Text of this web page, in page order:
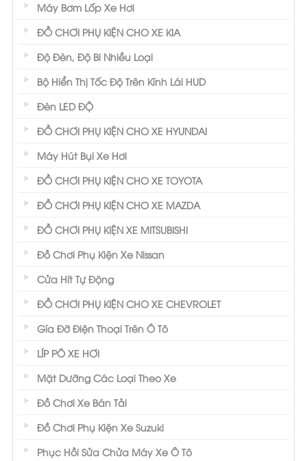
Máy Bơm Lốp Xe Hơi
ĐỒ CHƠI PHỤ KIỆN CHO XE KIA
Độ Đèn, Độ Bi Nhiều Loại
Bộ Hiển Thị Tốc Độ Trên Kính Lái HUD
Đèn LED ĐỘ
ĐỒ CHƠI PHỤ KIỆN CHO XE HYUNDAI
Máy Hút Bụi Xe Hơi
ĐỒ CHƠI PHỤ KIỆN CHO XE TOYOTA
ĐỒ CHƠI PHỤ KIỆN CHO XE MAZDA
ĐỒ CHƠI PHỤ KIỆN XE MITSUBISHI
Đồ Chơi Phụ Kiện Xe Nissan
Cửa Hít Tự Động
ĐỒ CHƠI PHỤ KIỆN CHO XE CHEVROLET
Gía Đỡ Điện Thoại Trên Ô Tô
LÍP PÔ XE HƠI
Mặt Dưỡng Các Loại Theo Xe
Đồ Chơi Xe Bán Tải
Đồ Chơi Phụ Kiện Xe Suzuki
Phục Hồi Sửa Chửa Máy Xe Ô Tô